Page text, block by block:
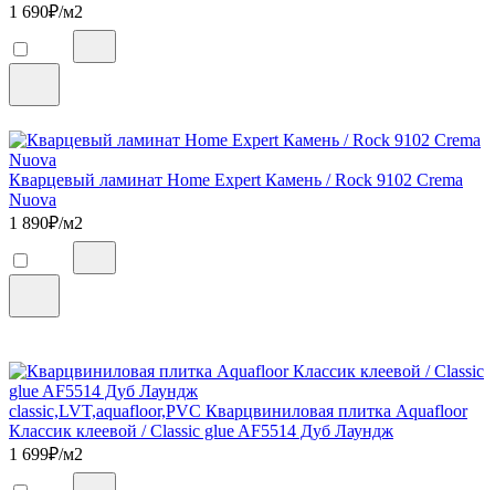
1 690₽/м2
Кварцевый ламинат Home Expert Камень / Rock 9102 Crema
Nuova
1 890₽/м2
classic,LVT,aquafloor,PVC Кварцвиниловая плитка Aquafloor
Классик клеевой / Classic glue AF5514 Дуб Лаундж
1 699₽/м2